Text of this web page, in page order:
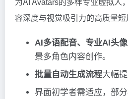
为AI Avatars的多样专业虚拟人
容深度与视觉吸引力的高质量短
AI多语配音、专业AI头像
景多角色内容创作。
批量自动生成流程大幅
界面初学者需适应，部